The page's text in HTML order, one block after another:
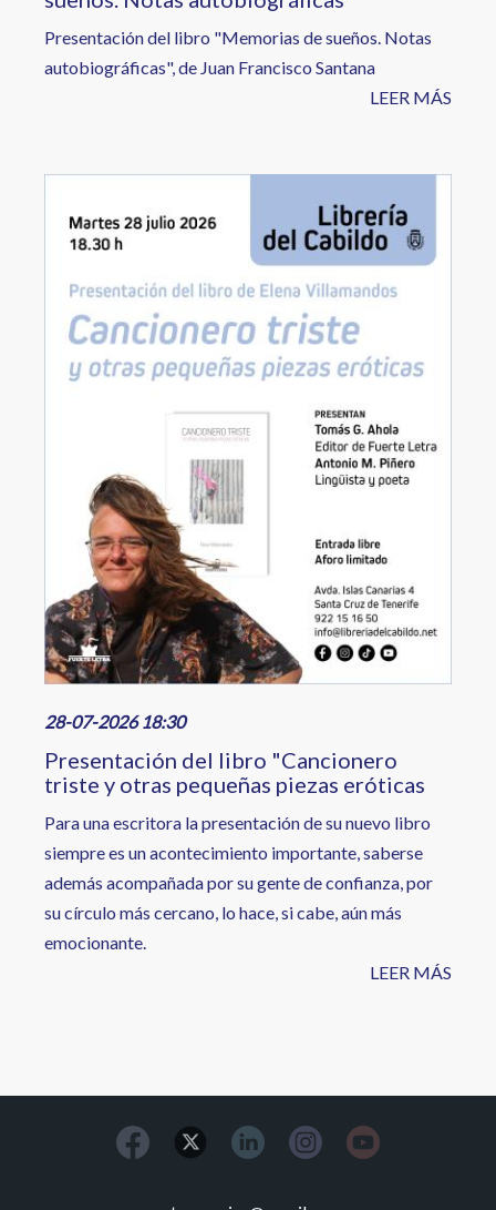
Presentación del libro "Memorias de sueños. Notas
autobiográficas", de Juan Francisco Santana
LEER MÁS
28-07-2026 18:30
Presentación del libro "Cancionero
triste y otras pequeñas piezas eróticas
Para una escritora la presentación de su nuevo libro
siempre es un acontecimiento importante, saberse
además acompañada por su gente de confianza, por
su círculo más cercano, lo hace, si cabe, aún más
emocionante.
LEER MÁS